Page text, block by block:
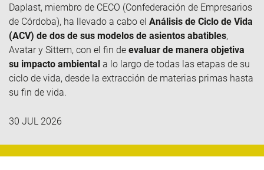
Daplast, miembro de CECO (Confederación de Empresarios
de Córdoba), ha llevado a cabo el Análisis de Ciclo de Vida
(ACV) de dos de sus modelos de asientos abatibles,
Avatar y Sittem, con el fin de evaluar de manera objetiva
su impacto ambiental a lo largo de todas las etapas de su
ciclo de vida, desde la extracción de materias primas hasta
su fin de vida.
30 JUL 2026